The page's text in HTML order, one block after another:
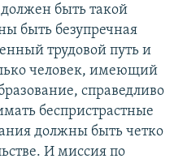
быть такой
быть безупречная
трудовой путь и
человек, имеющий
справедливо
беспристрастные
должны быть четко
И миссия по